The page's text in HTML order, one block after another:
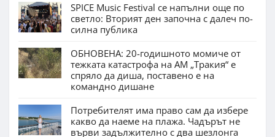
SPICE Music Festival се напълни още по
светло: Вторият ден започна с далеч по-
силна публика
ОБНОВЕНА: 20-годишното момиче от
тежката катастрофа на АМ „Тракия“ е
спряло да диша, поставено е на
командно дишане
Потребителят има право сам да избере
какво да наеме на плажа. Чадърът не
върви задължително с два шезлонга